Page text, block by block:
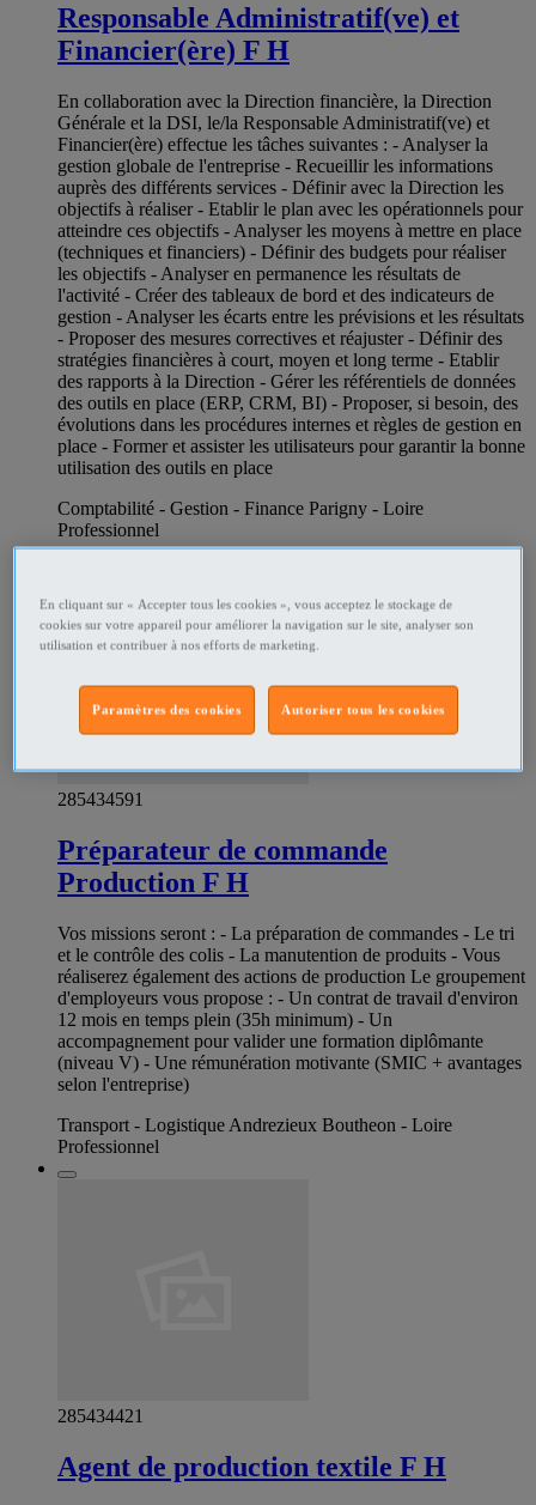
Responsable Administratif(ve) et
Financier(ère) F H
En collaboration avec la Direction financière, la Direction
Générale et la DSI, le/la Responsable Administratif(ve) et
Financier(ère) effectue les tâches suivantes : - Analyser la
gestion globale de l'entreprise - Recueillir les informations
auprès des différents services - Définir avec la Direction les
objectifs à réaliser - Etablir le plan avec les opérationnels pour
atteindre ces objectifs - Analyser les moyens à mettre en place
(techniques et financiers) - Définir des budgets pour réaliser
les objectifs - Analyser en permanence les résultats de
l'activité - Créer des tableaux de bord et des indicateurs de
gestion - Analyser les écarts entre les prévisions et les résultats
- Proposer des mesures correctives et réajuster - Définir des
stratégies financières à court, moyen et long terme - Etablir
des rapports à la Direction - Gérer les référentiels de données
des outils en place (ERP, CRM, BI) - Proposer, si besoin, des
évolutions dans les procédures internes et règles de gestion en
place - Former et assister les utilisateurs pour garantir la bonne
utilisation des outils en place
Comptabilité - Gestion - Finance Parigny - Loire
Professionnel
285434591
Préparateur de commande
Production F H
Vos missions seront : - La préparation de commandes - Le tri
et le contrôle des colis - La manutention de produits - Vous
réaliserez également des actions de production Le groupement
d'employeurs vous propose : - Un contrat de travail d'environ
12 mois en temps plein (35h minimum) - Un
accompagnement pour valider une formation diplômante
(niveau V) - Une rémunération motivante (SMIC + avantages
selon l'entreprise)
Transport - Logistique Andrezieux Boutheon - Loire
Professionnel
285434421
Agent de production textile F H
En cliquant sur « Accepter tous les cookies », vous acceptez le stockage de
cookies sur votre appareil pour améliorer la navigation sur le site, analyser son
utilisation et contribuer à nos efforts de marketing.
Autoriser tous les cookies
Paramètres des cookies